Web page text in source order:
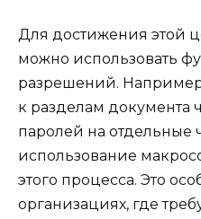
Для достижения этой
можно использовать
разрешений.
к разделам документа
паролей на отдельные
использование
этого процесса. Это
организациях, где